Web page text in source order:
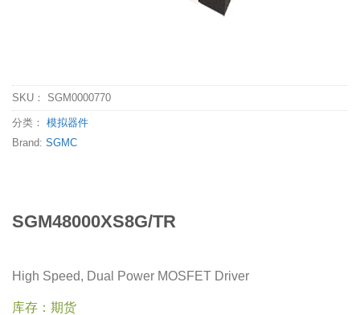
SKU： SGM0000770
分类： 模拟器件
Brand: SGMC
SGM48000XS8G/TR
High Speed, Dual Power MOSFET Driver
库存：期货